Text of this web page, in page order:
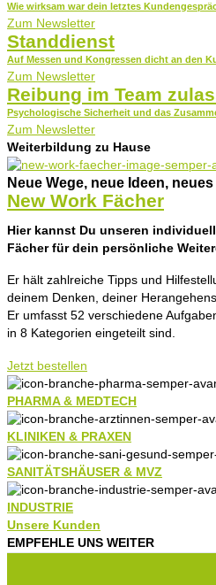
Wie wirksam war dein letztes
Zum Newsletter
Standdienst
Auf Messen und Kongressen dicht an den
Zum Newsletter
Reibung im Team
Psychologische Sicherheit und das
Zum Newsletter
Weiterbildung zu Hause
Neue Wege, neue Ideen,
New Work Fächer
Hier kannst Du unseren
Fächer für dein persönliche
Er hält zahlreiche Tipps und
deinem Denken, deiner
Er umfasst 52 verschiedene
in 8 Kategorien eingeteilt sind.
Jetzt bestellen
PHARMA & MEDTECH
KLINIKEN & PRAXEN
SANITÄTSHÄUSER & MVZ
INDUSTRIE
Unsere Kunden
EMPFEHLE UNS WEITER